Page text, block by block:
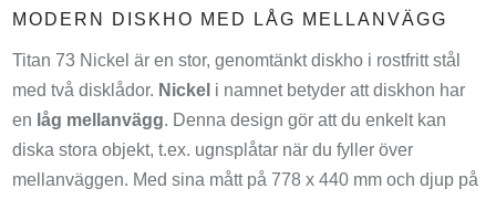
MODERN DISKHO MED LÅG MELLANVÄGG
Titan 73 Nickel är en stor, genomtänkt diskho i rostfritt stål
med två disklådor. Nickel i namnet betyder att diskhon har
en låg mellanvägg. Denna design gör att du enkelt kan
diska stora objekt, t.ex. ugnsplåtar när du fyller över
mellanväggen. Med sina mått på 778 x 440 mm och djup på